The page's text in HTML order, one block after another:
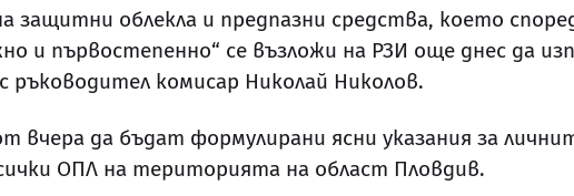
защитни облекла и предпазни средства, което
и първостепенно“ се възложи на РЗИ още днес да
комисар Николай Николов.
вчера да бъдат формулирани ясни указания за
ОПЛ на територията на област Пловдив.